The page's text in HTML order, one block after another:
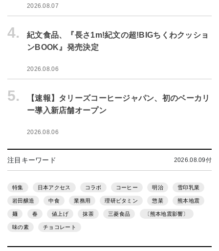
2026.08.07
4.
紀文食品、『長さ1m!紀文の超!BIGちくわクッショ
ンBOOK』発売決定
2026.08.06
5.
【速報】タリーズコーヒージャパン、初のベーカリ
ー導入新店舗オープン
2026.08.06
注目キーワード 2026.08.09付
特集 日本アクセス コラボ コーヒー 明治 雪印乳業
岩田醸造 中食 業務用 理研ビタミン 惣菜 熊本地震
麺 春 値上げ 抹茶 三菱食品 〔熊本地震影響〕
味の素 チョコレート